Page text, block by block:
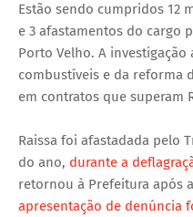
Estão sendo cumpridos 12
e 3 afastamentos do cargo
Porto Velho. A
combustíveis e da reforma
em contratos que superam
Raissa foi afastadada pelo
do ano, durante a
retornou à Prefeitura após
apresentação de denúncia